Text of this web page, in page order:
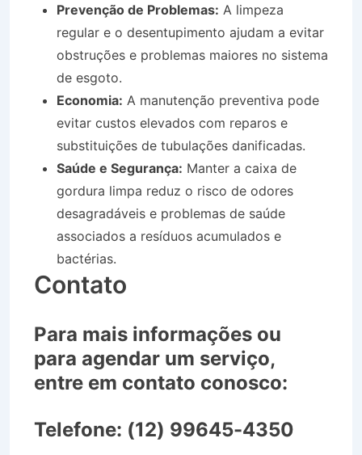
Prevenção de Problemas: A limpeza
regular e o desentupimento ajudam a evitar
obstruções e problemas maiores no sistema
de esgoto.
Economia: A manutenção preventiva pode
evitar custos elevados com reparos e
substituições de tubulações danificadas.
Saúde e Segurança: Manter a caixa de
gordura limpa reduz o risco de odores
desagradáveis e problemas de saúde
associados a resíduos acumulados e
bactérias.
Contato
Para mais informações ou
para agendar um serviço,
entre em contato conosco:
Telefone: (12) 99645-4350